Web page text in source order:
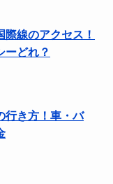
線のアクセス！
ーどれ？
行き方！車・バ